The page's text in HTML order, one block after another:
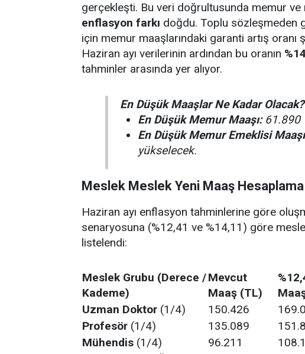
gerçekleşti. Bu veri doğrultusunda memur ve
enflasyon farkı doğdu. Toplu sözleşmeden
için memur maaşlarındaki garanti artış oranı
Haziran ayı verilerinin ardından bu oranın
tahminler arasında yer alıyor.
En Düşük Maaşlar Ne Kadar Olacak?
En Düşük Memur Maaşı:61.890
En Düşük Memur Emeklisi
yükselecek.
Meslek Meslek Yeni Maaş
Haziran ayı enflasyon tahminlerine göre
senaryosuna (%12,41 ve %14,11) göre
listelendi:
Meslek Grubu (Derece /
Kademe)
Mevcut
Maaş (TL)
Uzman Doktor (1/4) 150.426
Profesör (1/4) 135.089
Mühendis (1/4) 96.211